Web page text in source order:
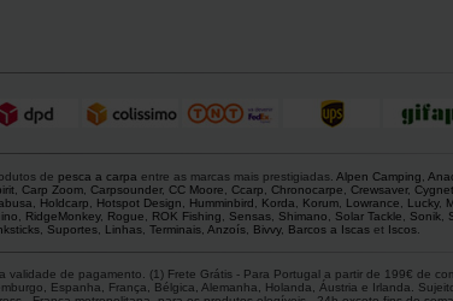
de pesca a carpa entre as marcas mais prestigiadas. Alpen Camping
, Carp Zoom, Carpsounder, CC Moore Ccarp Chronocarpe Crewsaver, Cygnet
Holdcarp Hotspot Design Humminbird Korda Korum, Lowrance Lucky,
RidgeMonkey, Rogue ROK Fishing Sensas, Shimano Solar Tackle Sonik,
Suportes Linhas Terminais Anzoís Bivvy, Barcos a Iscas et Iscos
de pagamento. (1) Frete Grátis - Para Portugal a partir de 199€ de
Espanha, França, Bélgica, Alemanha, Holanda, Áustria e Irlanda.